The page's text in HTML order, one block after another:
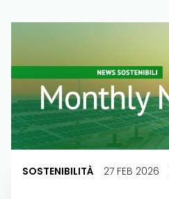
SOSTENIBILITÀ 27 FEB 2026